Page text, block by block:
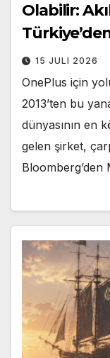
Olabilir:
15 JULI 2026
OnePlus için
2013’ten bu
dünyasının en
gelen şirket,
Bloomberg’den